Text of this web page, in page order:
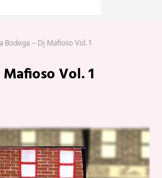
Bodega – Dj Mafioso Vol. 1
Vol. 1